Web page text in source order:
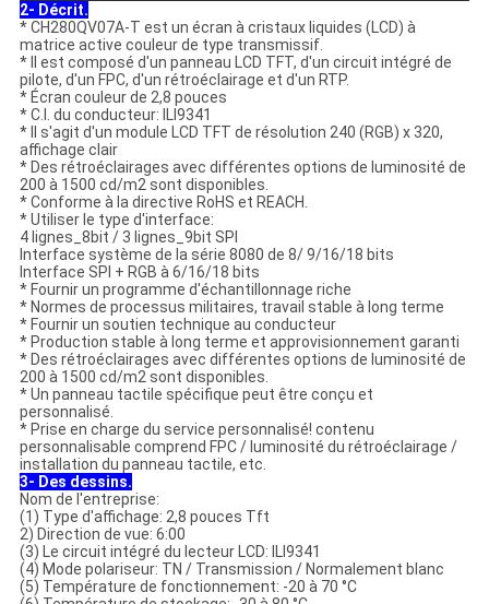
2- Décrit.
* CH280QV07A-T est un écran à cristaux liquides (LCD) à
matrice active couleur de type transmissif.
* Il est composé d'un panneau LCD TFT, d'un circuit intégré de
pilote, d'un FPC, d'un rétroéclairage et d'un RTP.
* Écran couleur de 2,8 pouces
* C.I. du conducteur: ILI9341
* Il s'agit d'un module LCD TFT de résolution 240 (RGB) x 320,
affichage clair
* Des rétroéclairages avec différentes options de luminosité de
200 à 1500 cd/m2 sont disponibles.
* Conforme à la directive RoHS et REACH.
* Utiliser le type d'interface:
4 lignes_8bit / 3 lignes_9bit SPI
Interface système de la série 8080 de 8/ 9/16/18 bits
Interface SPI + RGB à 6/16/18 bits
* Fournir un programme d'échantillonnage riche
* Normes de processus militaires, travail stable à long terme
* Fournir un soutien technique au conducteur
* Production stable à long terme et approvisionnement garanti
* Des rétroéclairages avec différentes options de luminosité de
200 à 1500 cd/m2 sont disponibles.
* Un panneau tactile spécifique peut être conçu et
personnalisé.
* Prise en charge du service personnalisé! contenu
personnalisable comprend FPC / luminosité du rétroéclairage /
installation du panneau tactile, etc.
3- Des dessins.
Nom de l'entreprise:
(1) Type d'affichage: 2,8 pouces Tft
2) Direction de vue: 6:00
(3) Le circuit intégré du lecteur LCD: ILI9341
(4) Mode polariseur: TN / Transmission / Normalement blanc
(5) Température de fonctionnement: -20 à 70 °C